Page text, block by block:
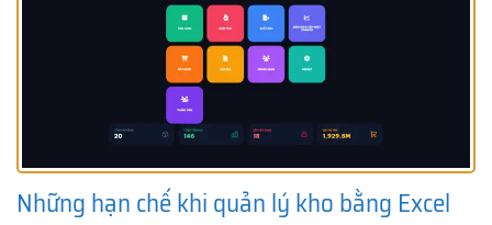
Những hạn chế khi quản lý kho bằng Excel